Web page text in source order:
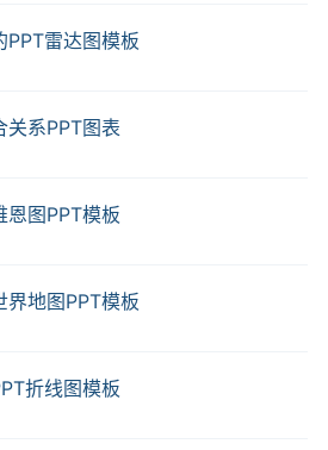
PPT雷达图模板
关系PPT图表
恩图PPT模板
界地图PPT模板
折线图模板